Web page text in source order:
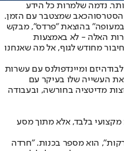
נדמה שלמרות כל הידע
והכאב שמצטבר עם הזמן.
בהוצאת "פרדס", מבקש
האלה - לא באמצעות
מחודש לגוף, אל מה שאנחנו
ומיינדפולנס עם עשרות
את העשייה שלו בעיקר עם
מדיטציה בחורשה, ובעבודה
בלבד, אלא מתוך מסע
הוא מספר בכנות. "חרדה